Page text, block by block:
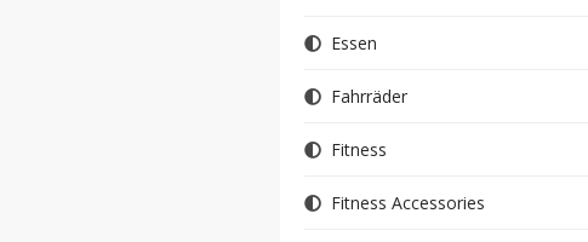
Essen
Fahrräder
Fitness
Fitness Accessories